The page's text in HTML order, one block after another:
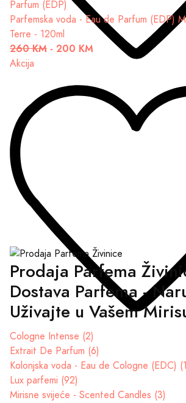
Parfemska voda - Eau de Parfum (EDP)
Terre - 120ml
260 KM - 200 KM
Akcija
Prodaja Parfema
Dostava Parfema -
Uživajte u Vašem
Cologne Intense (2)
Extrait De Parfum (6)
Kolonjska voda - Eau de Cologne (EDC)
Lux parfemi (92)
Mirisne svijeće - Scented Candles (3)